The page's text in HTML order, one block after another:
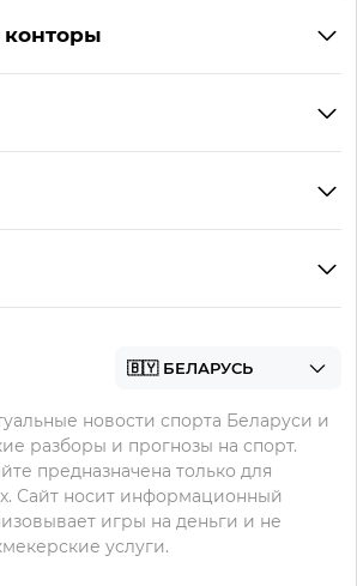
новости спорта Беларуси и
разборы и прогнозы на спорт.
предназначена только для
Сайт носит информационный
игры на деньги и не
услуги.